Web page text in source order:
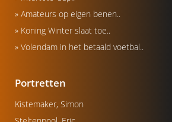
» Amateurs op eigen benen..
» Koning Winter slaat toe..
» Volendam in het betaald voetbal..
Portretten
Kistemaker, Simon